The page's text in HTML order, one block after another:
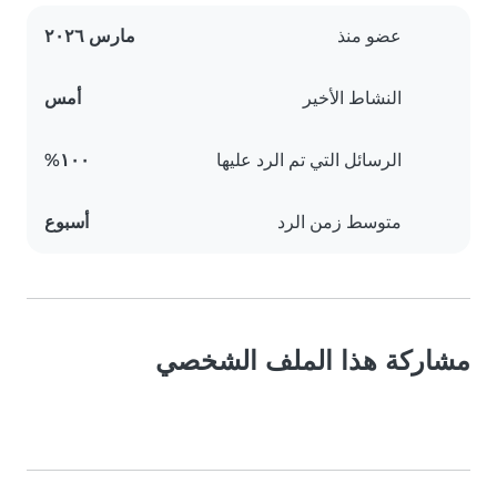
عضو منذ مارس ٢٠٢٦
النشاط الأخير أمس
الرسائل التي تم الرد عليها ١٠٠%
متوسط زمن الرد أسبوع
مشاركة هذا الملف الشخصي